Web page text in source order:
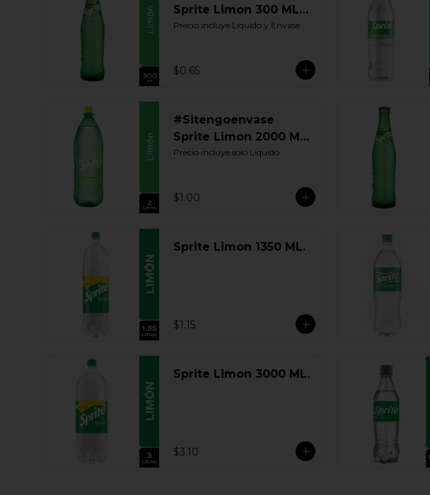
Sprite Limon 300 ML.
Retornable
Precio incluye Liquido y Envase
$0.65
#Sitengoenvase
Sprite Limon 2000 ML.
Retornable
Precio incluye solo Liquido
$1.00
Sprite Limon 1350 ML.
$1.15
Sprite Limon 3000 ML.
$3.10